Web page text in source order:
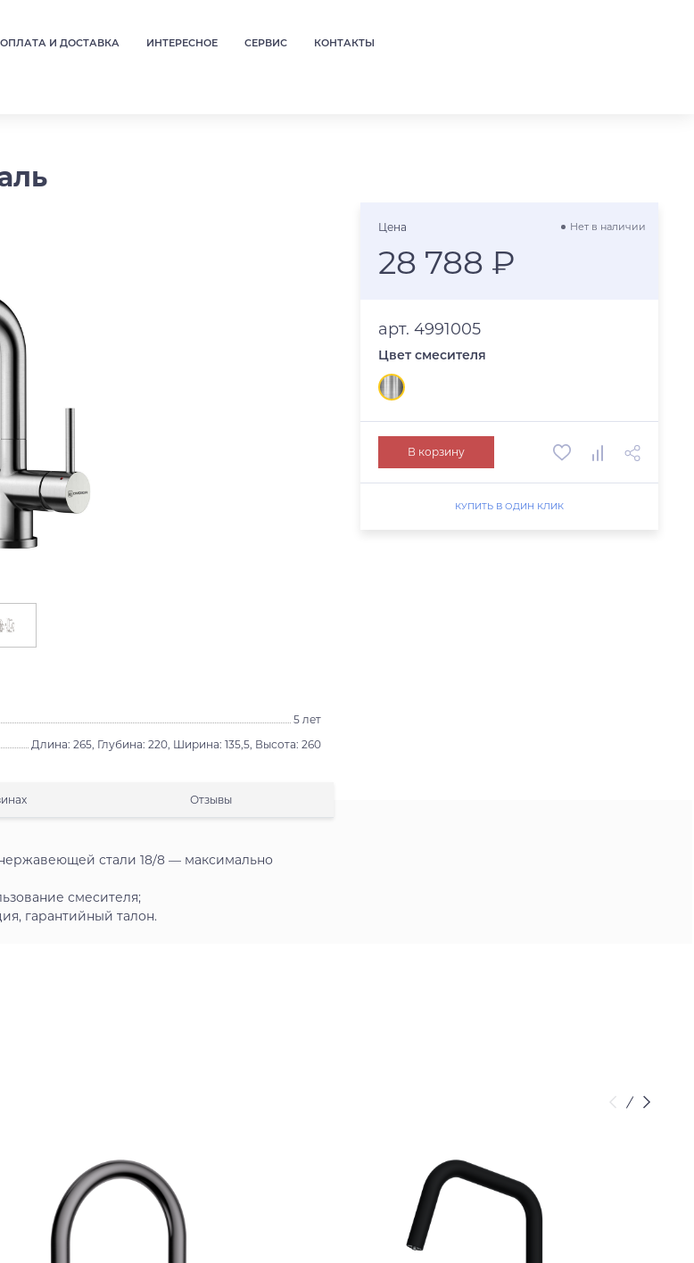
ОПЛАТА И ДОСТАВКА ИНТЕРЕСНОЕ СЕРВИС КОНТАКТЫ
5 лет
Длина: 265, Глубина: 220, Ширина: 135,5, Высота: 260
Отзывы
стали 18/8 — максимально
смесителя;
гарантийный талон.
Цена Нет в наличии
28 788 ₽
арт. 4991005
Цвет смесителя
В корзину
КУПИТЬ В ОДИН КЛИК